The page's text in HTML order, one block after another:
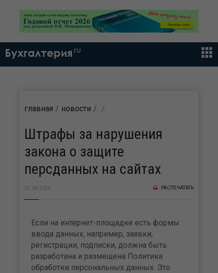
Бухгалтерия ru
главная новости
Штрафы за нарушения
закона о защите
персданных на сайтах
25.06.2026 РАСПЕЧАТАТЬ
Если на интернет-площадке есть формы
ввода данных, например, заявки,
регистрации, подписки, должна быть
разработана и размещена Политика
обработки персональных данных. Это